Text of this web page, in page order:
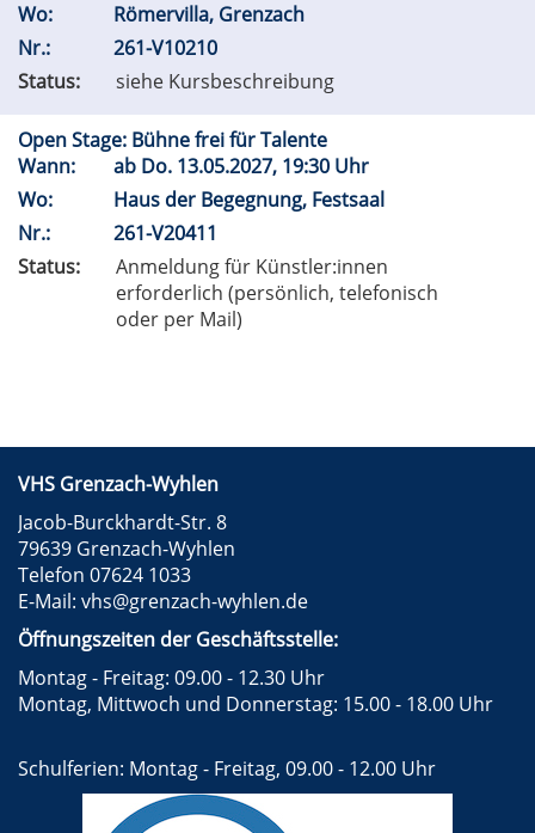
Wo:
Römervilla, Grenzach
Nr.:
261-V10210
Status:
siehe Kursbeschreibung
Open Stage: Bühne frei für Talente
Wann:
ab Do. 13.05.2027, 19:30 Uhr
Wo:
Haus der Begegnung, Festsaal
Nr.:
261-V20411
Status:
Anmeldung für Künstler:innen
erforderlich (persönlich, telefonisch
oder per Mail)
VHS Grenzach-Wyhlen
Jacob-Burckhardt-Str. 8
79639 Grenzach-Wyhlen
Telefon 07624 1033
E-Mail: vhs@grenzach-wyhlen.de
Öffnungszeiten der Geschäftsstelle:
Montag - Freitag: 09.00 - 12.30 Uhr
Montag, Mittwoch und Donnerstag: 15.00 - 18.00 Uhr
Schulferien: Montag - Freitag, 09.00 - 12.00 Uhr